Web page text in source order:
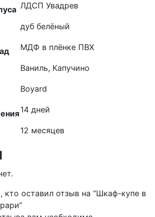
ЛДСП Увадрев
дуб белёный
МДФ в плёнке ПВХ
Ваниль, Капучино
Boyard
14 дней
12 месяцев
кто оставил отзыв на “Шкаф-купе в